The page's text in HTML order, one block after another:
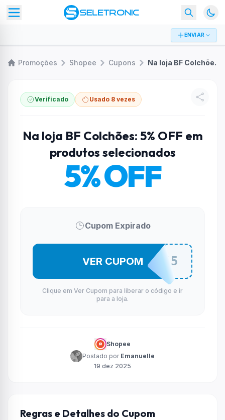
ENVIAR
Promoções Shopee Cupons Na loja BF Colchões: 5% OFF em produtos selecionados
Verificado Usado 8 vezes
Na loja BF Colchões: 5% OFF em
produtos selecionados
5% OFF
Cupom Expirado
BFCOMVCE5
VER CUPOM
Clique em Ver Cupom para liberar o código e ir
para a loja.
Shopee
Postado por Emanuelle
19 dez 2025
Regras e Detalhes do Cupom